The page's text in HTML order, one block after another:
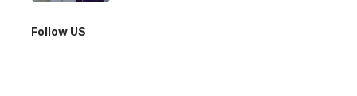
Follow US